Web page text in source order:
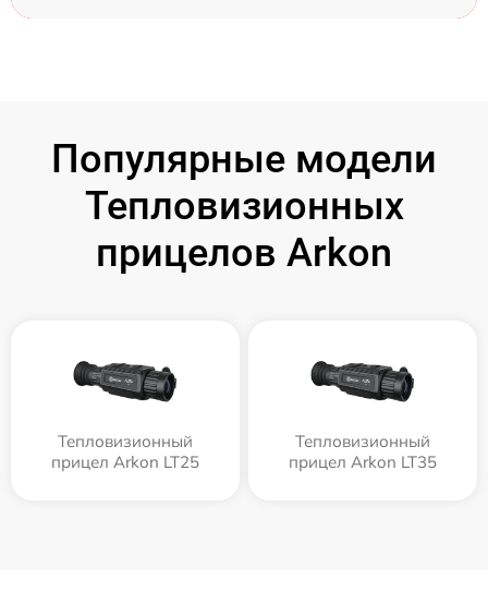
Популярные модели
Тепловизионных
прицелов Arkon
Тепловизионный
прицел Arkon LT25
Тепловизионный
прицел Arkon LT35